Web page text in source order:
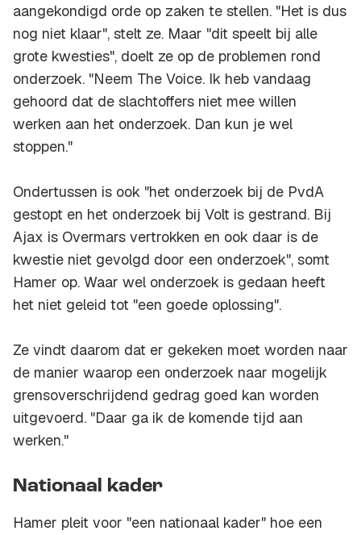
aangekondigd orde op zaken te stellen. "Het is dus
nog niet klaar", stelt ze. Maar "dit speelt bij alle
grote kwesties", doelt ze op de problemen rond
onderzoek. "Neem The Voice. Ik heb vandaag
gehoord dat de slachtoffers niet mee willen
werken aan het onderzoek. Dan kun je wel
stoppen."
Ondertussen is ook "het onderzoek bij de PvdA
gestopt en het onderzoek bij Volt is gestrand. Bij
Ajax is Overmars vertrokken en ook daar is de
kwestie niet gevolgd door een onderzoek", somt
Hamer op. Waar wel onderzoek is gedaan heeft
het niet geleid tot "een goede oplossing".
Ze vindt daarom dat er gekeken moet worden naar
de manier waarop een onderzoek naar mogelijk
grensoverschrijdend gedrag goed kan worden
uitgevoerd. "Daar ga ik de komende tijd aan
werken."
Nationaal kader
Hamer pleit voor "een nationaal kader" hoe een